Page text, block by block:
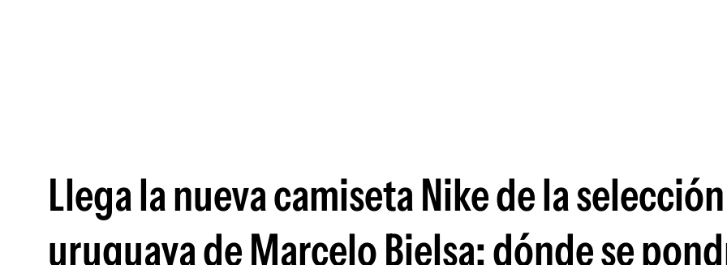
Llega la nueva camiseta Nike de la selección
uruguaya de Marcelo Bielsa: dónde se